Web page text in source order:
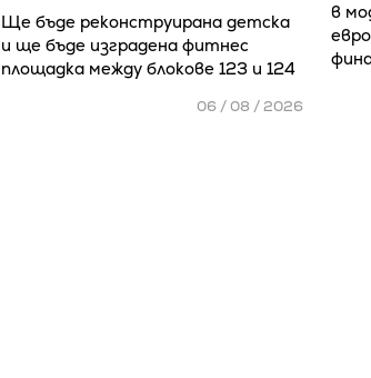
Ще бъде реконструирана детска
и ще бъде изградена фитнес
площадка между блокове 123 и 124
06 / 08 / 2026
в